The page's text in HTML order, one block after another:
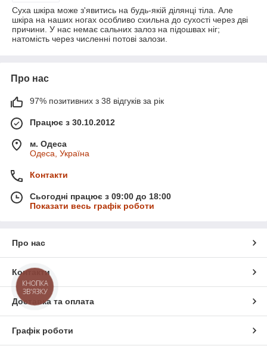
Суха шкіра може з'явитись на будь-якій ділянці тіла. Але
шкіра на наших ногах особливо схильна до сухості через дві
причини. У нас немає сальних залоз на підошвах ніг;
натомість через численні потові залози.
Про нас
97% позитивних з 38 відгуків за рік
Працює з 30.10.2012
м. Одеса
Одеса, Україна
Контакти
Сьогодні працює з 09:00 до 18:00
Показати весь графік роботи
Про нас
Контакти
Доставка та оплата
Графік роботи
КНОПКА
ЗВ'ЯЗКУ